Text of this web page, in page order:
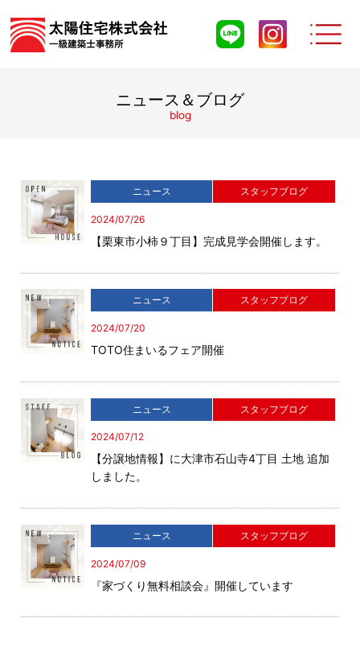
ニュース＆ブログ
blog
ニュース スタッフブログ
2024/07/26
【栗東市小柿９丁目】完成見学会開催します。
ニュース スタッフブログ
2024/07/20
TOTO住まいるフェア開催
ニュース スタッフブログ
2024/07/12
【分譲地情報】に大津市石山寺4丁目 土地 追加
しました。
ニュース スタッフブログ
2024/07/09
『家づくり無料相談会』開催しています